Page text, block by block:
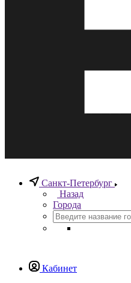
Санкт-Петербург
Назад
Города
Кабинет